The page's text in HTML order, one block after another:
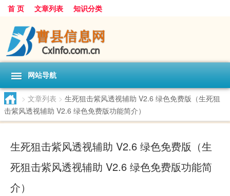
首 页 文章列表 知识分类
网站导航
> 文章列表 > 生死狙击紫风透视辅助 V2.6 绿色免费版（生死狙
击紫风透视辅助 V2.6 绿色免费版功能简介）
生死狙击紫风透视辅助 V2.6 绿色免费版（生
死狙击紫风透视辅助 V2.6 绿色免费版功能简
介）